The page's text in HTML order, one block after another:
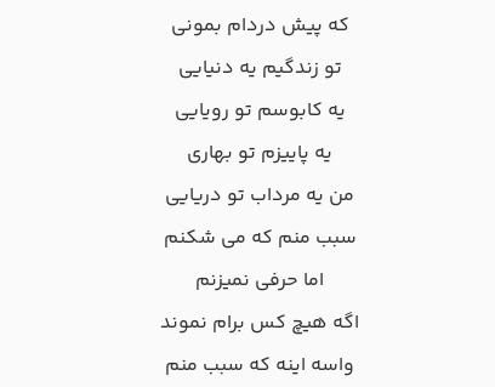
که پیش دردام بمونی
تو زندگیم یه دنیایی
یه کابوسم تو رویایی
یه پاییزم تو بهاری
من یه مرداب تو دریایی
سبب منم که می شکنم
اما حرفی نمیزنم
اگه هیچ کس برام نموند
واسه اینه که سبب منم